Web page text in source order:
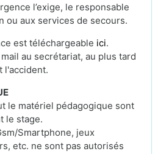
l’exige, le responsable
ou aux services de secours.
est téléchargeable ici.
au secrétariat, au plus tard
l'accident.
le matériel pédagogique sont
le stage.
Smartphone, jeux
etc. ne sont pas autorisés